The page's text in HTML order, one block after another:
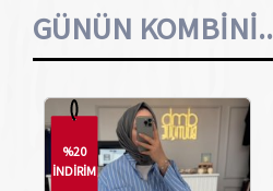
GÜNÜN KOMBİNİ..
%20
İNDİRİM